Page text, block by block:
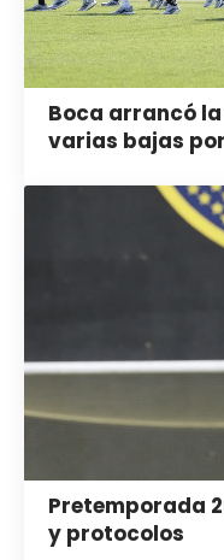
Boca arrancó
varias bajas por
Pretemporada
y protocolos